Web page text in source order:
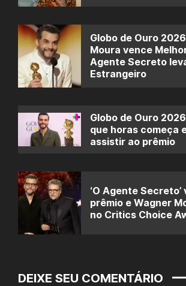
Globo de Ouro
Moura vence
Agente Secreto
Estrangeiro
Globo de Ouro
que horas começa
assistir ao prêmio
‘O Agente Secreto’
prêmio e Wagner
no Critics Choice
DEIXE SEU COMENTÁRIO